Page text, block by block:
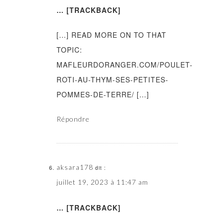
… [TRACKBACK]
[…] READ MORE ON TO THAT
TOPIC:
MAFLEURDORANGER.COM/POULET-
ROTI-AU-THYM-SES-PETITES-
POMMES-DE-TERRE/ […]
Répondre
aksara178 dit :
juillet 19, 2023 à 11:47 am
… [TRACKBACK]